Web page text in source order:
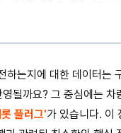
하는지에 대한 데이터는
될까요? 그 중심에는 차
플러그'가 있습니다. 이